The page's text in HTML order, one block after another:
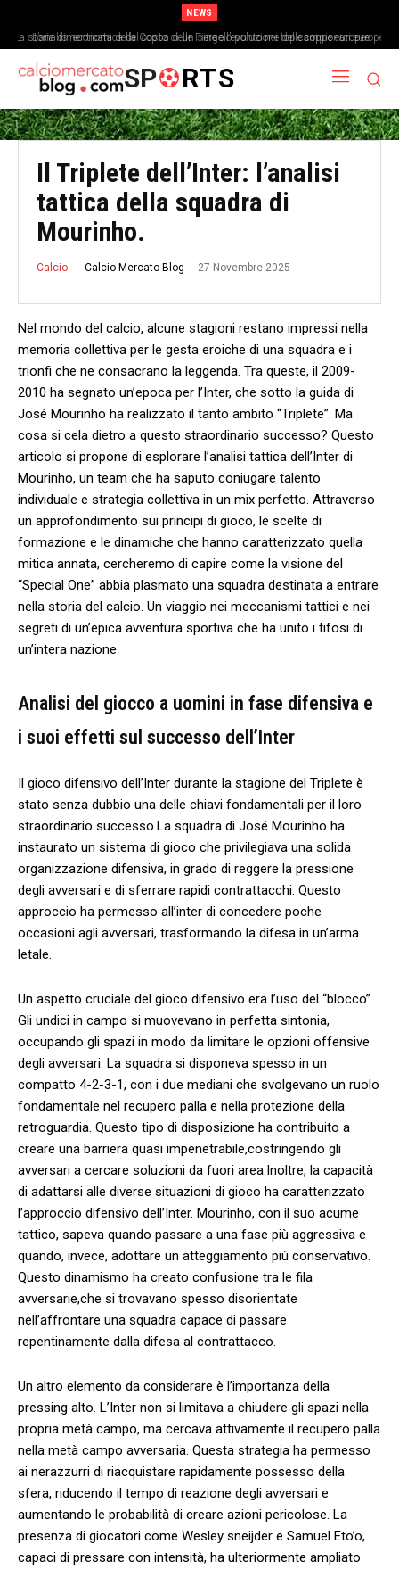
NEWS
La storia dimenticata della Coppa delle Fiere e l’evoluzione delle coppe europee
L’analisi economica del costo di un singolo punto nei top campionati europei
SP RTS
Il Triplete dell’Inter: l’analisi
tattica della squadra di
Mourinho.
Calcio Calcio Mercato Blog 27 Novembre 2025
Nel mondo del calcio, alcune ‌stagioni restano impressi nella
memoria collettiva per le gesta eroiche di una squadra e i
trionfi che ne consacrano la leggenda. Tra queste, il 2009-
2010 ha segnato un’epoca per l’Inter, che sotto la guida di
José Mourinho ha realizzato il tanto ambito “Triplete”. Ma⁢
cosa si cela​ dietro a questo straordinario successo? Questo
articolo si propone di esplorare l’analisi tattica dell’Inter ‌di
Mourinho, un team che ‍ha saputo coniugare talento
individuale e strategia collettiva in un mix perfetto. Attraverso
un approfondimento sui principi di gioco, le scelte di
formazione e le dinamiche che hanno caratterizzato quella
mitica annata, cercheremo di capire come la visione del
“Special One” abbia ‌plasmato una squadra destinata a​ entrare
nella ⁢storia del calcio. Un viaggio nei meccanismi tattici e nei
segreti di un’epica avventura sportiva che ha unito i tifosi di
un’intera nazione.
Analisi del giocco a uomini in fase difensiva e
i‌ suoi effetti sul successo dell’Inter
Il gioco difensivo dell’Inter durante la ​stagione del Triplete‍ è⁢
stato senza dubbio una delle chiavi fondamentali per il loro
straordinario successo.La⁣ squadra di José Mourinho ha
instaurato un sistema di gioco che privilegiava una solida
organizzazione⁢ difensiva, in grado di reggere la pressione
degli avversari e di sferrare rapidi contrattacchi. ​Questo
approccio ha permesso all’inter di concedere poche
occasioni agli avversari, trasformando la difesa in un’arma
letale.
Un aspetto cruciale del gioco difensivo era l’uso del “blocco”.
Gli undici in campo si muovevano in perfetta sintonia,
occupando gli spazi in modo da limitare le opzioni ‍offensive
degli avversari. La squadra si disponeva spesso in un
⁢compatto 4-2-3-1,‌ con i due mediani che svolgevano un​ ruolo
fondamentale nel recupero ‌palla ⁣e nella protezione della
retroguardia. Questo tipo di disposizione ha contribuito a
creare una barriera quasi impenetrabile,costringendo gli
avversari a‌ cercare soluzioni da fuori area.Inoltre, la capacità​
di adattarsi alle diverse situazioni di gioco ha caratterizzato
l’approccio difensivo dell’Inter. Mourinho, ​con il suo acume
tattico, ​sapeva quando passare a ‌una fase più aggressiva e
quando, invece, adottare un atteggiamento più conservativo.
Questo dinamismo ha creato confusione tra le⁤ fila⁤
avversarie,che si trovavano spesso disorientate
nell’affrontare una squadra capace di passare
repentinamente dalla difesa al contrattacco.
Un altro elemento da considerare è l’importanza della
pressing alto. L’Inter non si limitava a chiudere gli spazi nella
⁣propria metà ‌campo, ma cercava attivamente il recupero⁢ palla
‌nella metà campo avversaria. Questa strategia ha permesso
ai nerazzurri di riacquistare rapidamente ⁤possesso della
sfera, riducendo il ‍tempo di reazione degli avversari e
aumentando le probabilità di⁤ creare azioni pericolose. La
presenza di giocatori come Wesley sneijder e Samuel Eto’o,
capaci di pressare con intensità, ha ulteriormente ampliato